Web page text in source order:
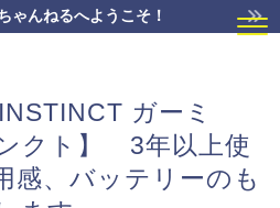
ゃんねるへようこそ！
ガーミ
クト】 3年以上使
感、バッテリーのも